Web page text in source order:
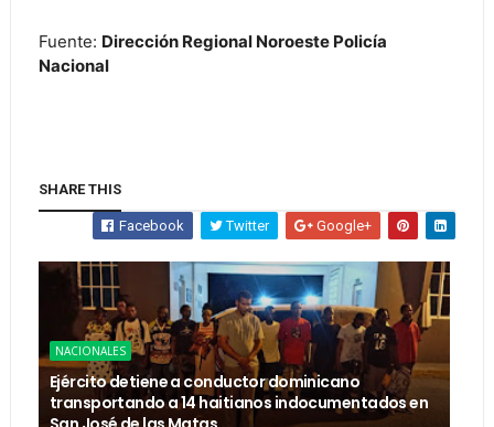
Fuente: Dirección Regional Noroeste Policía
Nacional
SHARE THIS
Facebook Twitter Google+
NACIONALES
Ejército detiene a conductor dominicano
transportando a 14 haitianos indocumentados en